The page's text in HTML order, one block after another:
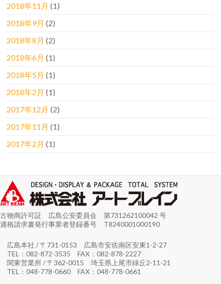
2018年11月 (1)
2018年9月 (2)
2018年8月 (2)
2018年6月 (1)
2018年5月 (1)
2018年2月 (1)
2017年12月 (2)
2017年11月 (1)
2017年2月 (1)
古物商許可証 広島公安委員会 第731262100042 号
適格請求書発行事業者登録番号 T8240001000190
広島本社 / 〒731-0153 広島市安佐南区安東1-2-27
TEL：082-872-3535 FAX：082-878-2227
関東営業所 / 〒362-0015 埼玉県上尾市緑丘2-11-21
TEL：048-778-0660 FAX：048-778-0661